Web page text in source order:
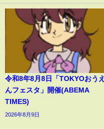
令和8年8月8日「TOKYOおうえ
んフェスタ」開催(ABEMA
TIMES)
2026年8月9日